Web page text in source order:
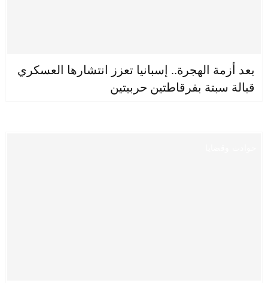
بعد أزمة الهجرة.. إسبانيا تعزز انتشارها العسكري
قبالة سبتة بفرقاطتين حربيتين